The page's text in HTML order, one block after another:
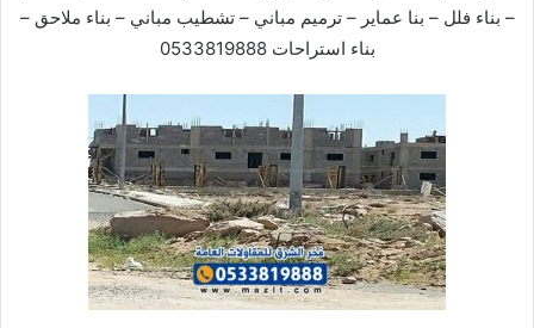
– بناء فلل – بنا عماير – ترميم مباني – تشطيب مباني – بناء ملاحق –
بناء استراحات 0533819888